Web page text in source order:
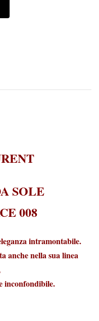
SOLE
008
intramontabile.
anche nella sua linea
inconfondibile.